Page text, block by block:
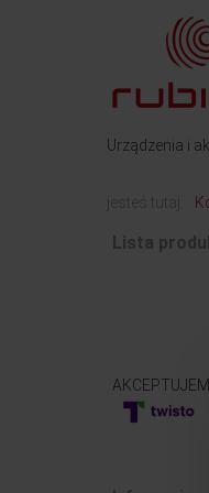
Urządzenia i
jesteś tutaj:
Lista